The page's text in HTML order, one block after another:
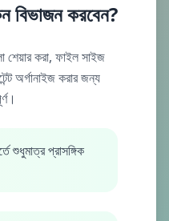
বিভাজন করবেন?
শেয়ার করা, ফাইল সাইজ
অর্গানাইজ করার জন্য
শুধুমাত্র প্রাসঙ্গিক